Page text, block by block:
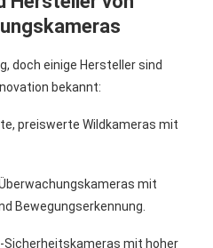
doch einige Hersteller sind
bekannt:
preiswerte Wildkameras mit
mit
Bewegungserkennung.
Sicherheitskameras mit hoher